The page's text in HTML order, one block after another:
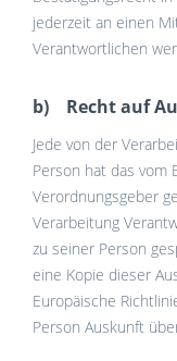
jederzeit an einen
Verantwortlichen
b) Recht auf
Jede von der
Person hat das vom
Verordnungsgeber
Verarbeitung
zu seiner Person
eine Kopie dieser
Europäische
Person Auskunft